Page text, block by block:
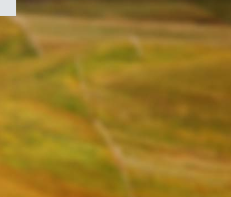
Symbole
du
gouvernement
du